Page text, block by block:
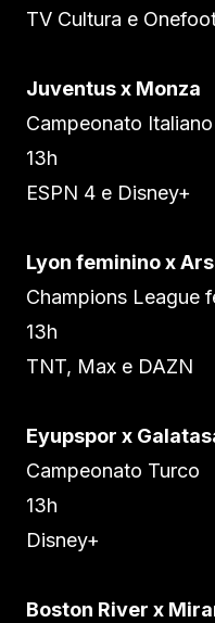
TV Cultura e
Juventus x Monza
Campeonato Italiano
13h
ESPN 4 e Disney+
Lyon feminino x
Champions League
13h
TNT, Max e DAZN
Eyupspor x
Campeonato Turco
13h
Disney+
Boston River x